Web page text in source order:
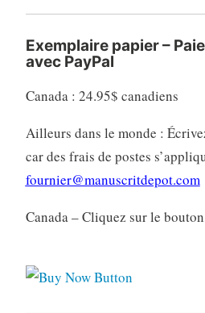
Exemplaire papier –
avec PayPal
Canada : 24.95$ canadiens
Ailleurs dans le monde :
car des frais de postes
fournier@manuscritdepot.com
Canada – Cliquez sur le